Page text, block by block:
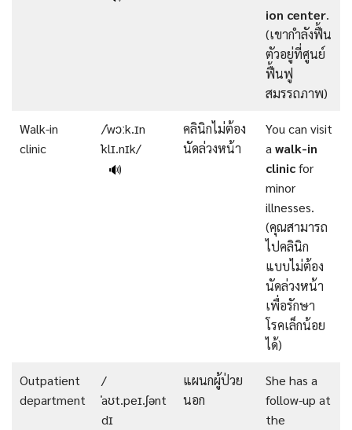
ion center.
(เขากำลังฟื้น
ตัวอยู่ที่ศูนย์
ฟื้นฟู
สมรรถภาพ)
Walk-in
clinic
/ˈwɔːk.ɪn
ˈklɪ.nɪk/
🔊
คลินิกไม่ต้อง
นัดล่วงหน้า
You can visit
a walk-in
clinicfor
minor
illnesses.
(คุณสามารถ
ไปคลินิก
แบบไม่ต้อง
นัดล่วงหน้า
เพื่อรักษา
โรคเล็กน้อย
ได้)
Outpatient
department
/
ˈaʊt.peɪ.ʃənt
dɪ
แผนกผู้ป่วย
นอก
She has a
follow-up at
the